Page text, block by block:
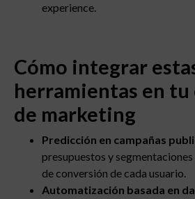
experience.
Cómo integrar
herramientas en
de marketing
Predicción en campañas
presupuestos y
de conversión de cada usuario.
Automatización basada en